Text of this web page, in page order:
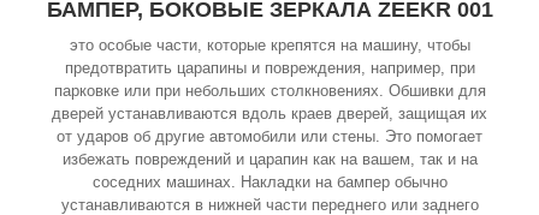
БАМПЕР, БОКОВЫЕ ЗЕРКАЛА ZEEKR 001
это особые части, которые крепятся на машину, чтобы
предотвратить царапины и повреждения, например, при
парковке или при небольших столкновениях. Обшивки для
дверей устанавливаются вдоль краев дверей, защищая их
от ударов об другие автомобили или стены. Это помогает
избежать повреждений и царапин как на вашем, так и на
соседних машинах. Накладки на бампер обычно
устанавливаются в нижней части переднего или заднего